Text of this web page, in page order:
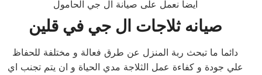
ايضا نعمل على صيانة ال جي الحامول
صيانه ثلاجات ال جي في قلين
دائما ما تبحث ربة المنزل عن طرق فعالة و مختلفة للحفاظ
علي جودة و كفاءة عمل الثلاجة مدي الحياة و ان يتم تجنب اي